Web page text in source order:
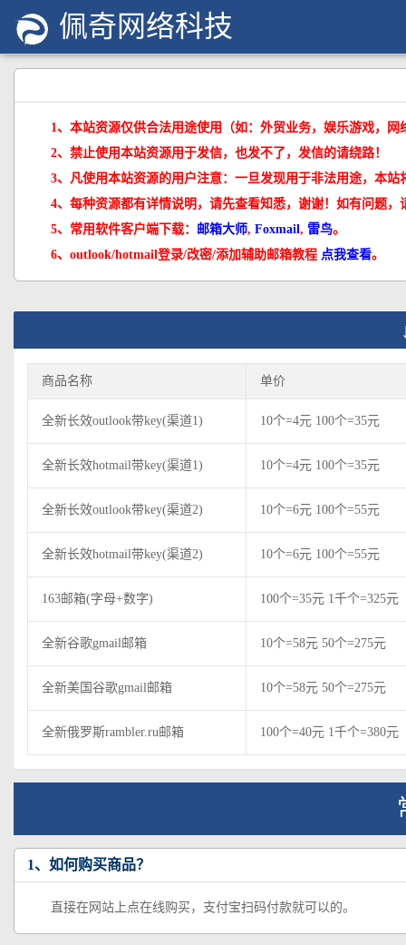
佩奇网络科技
1、本站资源仅供合法用途使用（如：外贸业务，娱乐游戏，
2、禁止使用本站资源用于发信，也发不了，发信的请绕路！
3、凡使用本站资源的用户注意：一旦发现用于非法用途，本
4、每种资源都有详情说明，请先查看知悉，谢谢！如有问题，
5、常用软件客户端下载：
邮箱大师, Foxmail, 雷鸟。
6、outlook/hotmail登录/改密/添加辅助邮箱教程 点我查看。
商品名称 单价
全新长效outlook带key(渠道1) 10个=4元 100个=35元
全新长效hotmail带key(渠道1) 10个=4元 100个=35元
全新长效outlook带key(渠道2) 10个=6元 100个=55元
全新长效hotmail带key(渠道2) 10个=6元 100个=55元
163邮箱(字母+数字) 100个=35元 1千个=325元
全新谷歌gmail邮箱 10个=58元 50个=275元
全新美国谷歌gmail邮箱 10个=58元 50个=275元
全新俄罗斯rambler.ru邮箱 100个=40元 1千个=380元
1、如何购买商品？
直接在网站上点在线购买，支付宝扫码付款就可以的。